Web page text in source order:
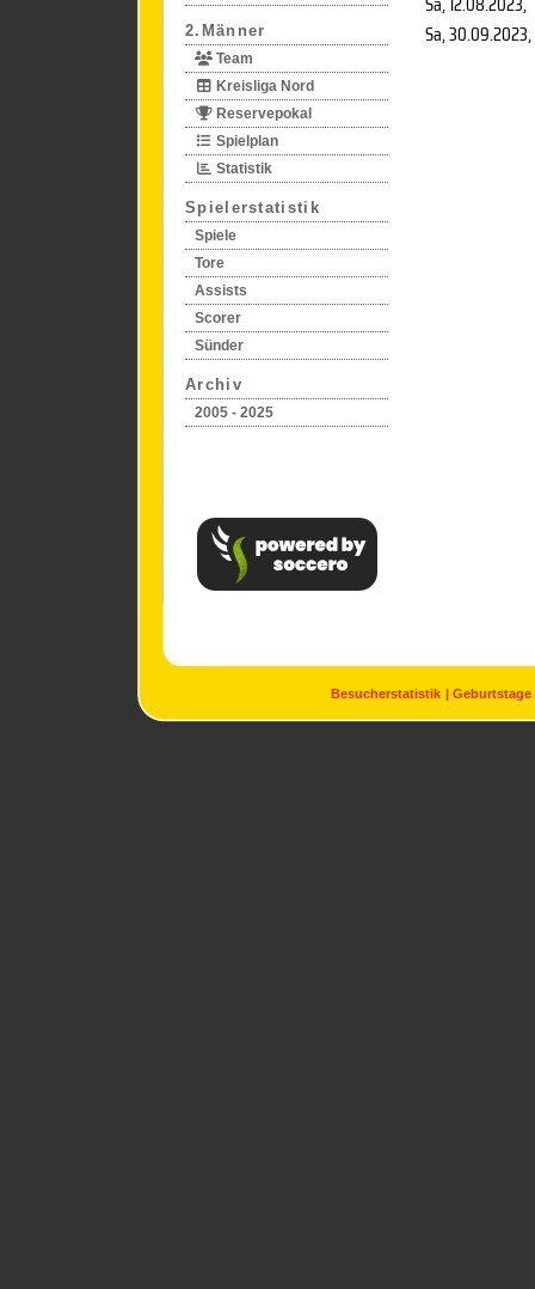
2.Männer
Team
Kreisliga Nord
Reservepokal
Spielplan
Statistik
Spielerstatistik
Spiele
Tore
Assists
Scorer
Sünder
Archiv
2005 - 2025
Sa, 30.09.2023,
Besucherstatistik Geburtstage